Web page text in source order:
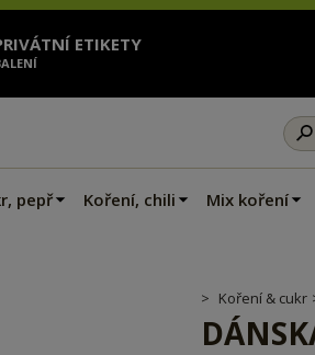
ETIKETY
pepř Koření, chili Mix koření
Koření & cukr